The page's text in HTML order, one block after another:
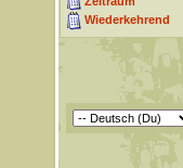
Wiederkehrend